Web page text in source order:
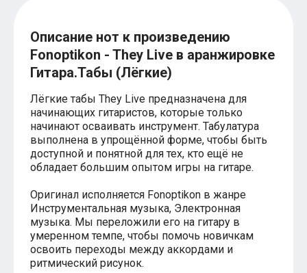
Пицца
Анжелика Варум
Алексей Чумаков
Леонид Агутин
Саундтрек
Тематические
Из фильмов
Аватар: Путь воды
Титаник
Гарри Поттер
Хатико
Реквием по мечте
Пираты Карибского моря
Сумерки
Величайший шоумен
Звездные войны
Ла ла Ленд
Ромео и Джульетта (1968)
Описание нот к произведению
Fonoptikon - They Live в аранжировке
Гитара.Табы (Лёгкие)
Лёгкие табы They Live предназначена для
начинающих гитаристов, которые только
начинают осваивать инструмент. Табулатура
выполнена в упрощённой форме, чтобы быть
доступной и понятной для тех, кто ещё не
обладает большим опытом игры на гитаре.
Оригинал исполняется Fonoptikon в жанре
Инструментальная музыка, Электронная
музыка. Мы переложили его на гитару в
умеренном темпе, чтобы помочь новичкам
освоить переходы между аккордами и
ритмический рисунок.